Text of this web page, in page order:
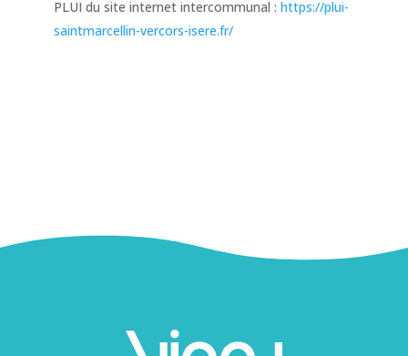
PLUI du site internet intercommunal : https://plui-
saintmarcellin-vercors-isere.fr/